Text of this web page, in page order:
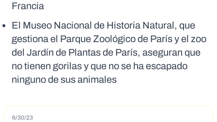
Francia
El Museo Nacional de Historia Natural, que
gestiona el Parque Zoológico de París y el zoo
del Jardín de Plantas de París, aseguran que
no tienen gorilas y que no se ha escapado
ninguno de sus animales
6/30/23